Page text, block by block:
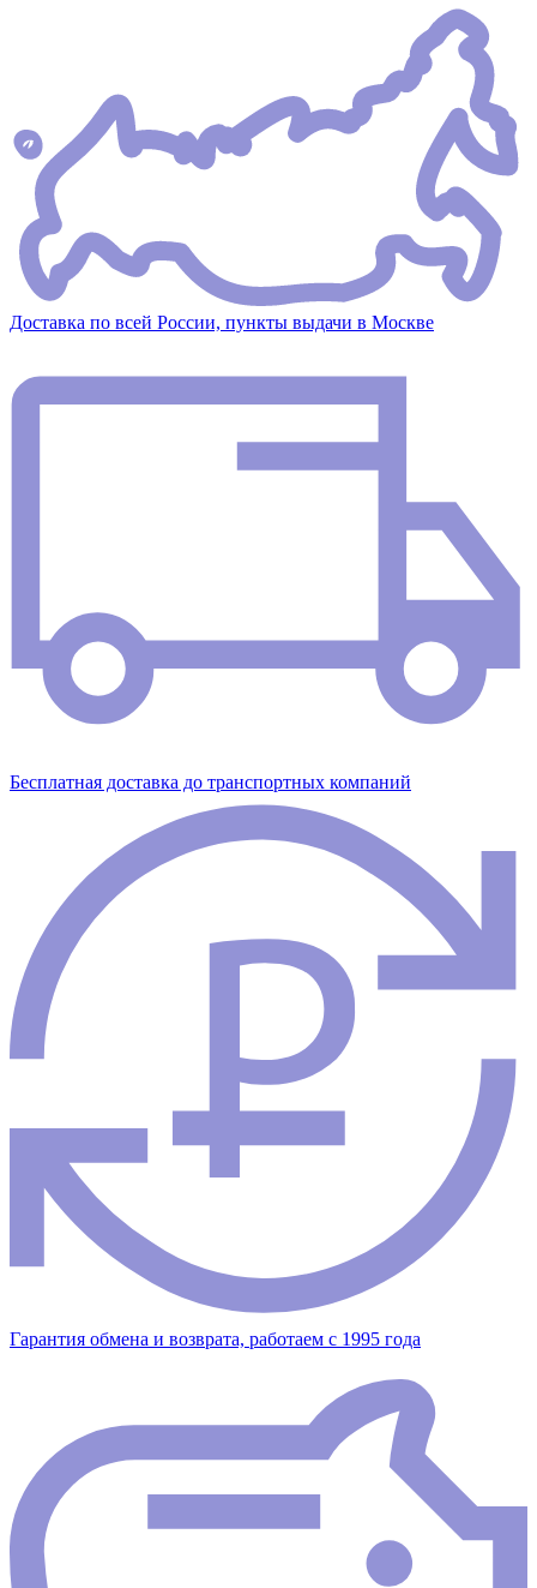
Доставка по всей России, пункты выдачи в Москве
Бесплатная доставка до транспортных компаний
Гарантия обмена и возврата, работаем с 1995 года